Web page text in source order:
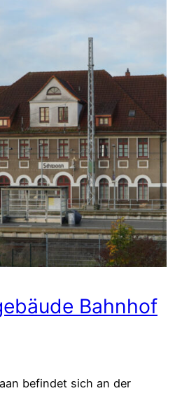
Bahnhof
befindet sich an der